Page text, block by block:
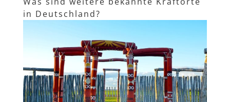
in Deutschland?